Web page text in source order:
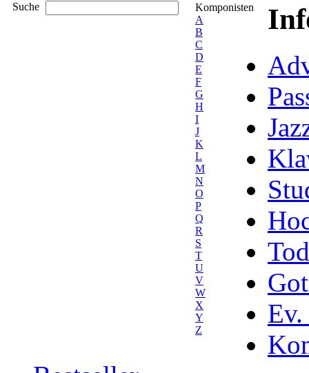
Suche
Komponisten
A
B
C
D
E
F
G
H
I
J
K
L
M
N
O
P
Q
R
S
T
U
V
W
X
Y
Z
Ev.